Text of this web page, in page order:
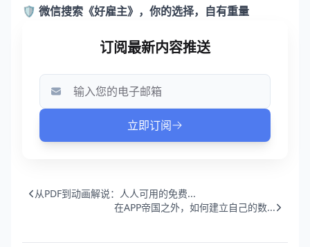
🛡️ 微信搜索《好雇主》，你的选择，自有重量
从PDF到动画解说：人人可用的免费...
在APP帝国之外，如何建立自己的数...